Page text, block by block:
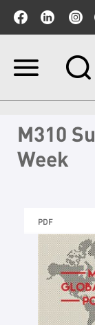
Ir
Ir
para
a
navegação
M310
Week
PDF